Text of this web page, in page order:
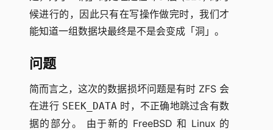
候进行的，因此只有在写操作做完时，我们才
能知道一组数据块最终是不是会变成「洞」。
问题
简而言之，这次的数据损坏问题是有时 ZFS 会
在进行 SEEK_DATA 时，不正确地跳过含有数
据的部分。 由于新的 FreeBSD 和 Linux 的